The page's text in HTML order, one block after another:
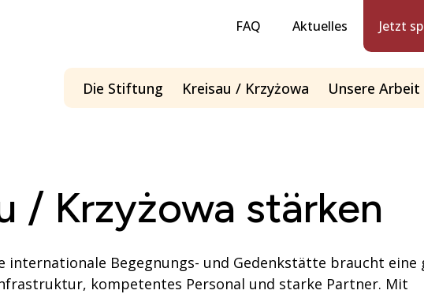
Die Stiftung Kreisau / Krzyżowa Unsere Arbeit
FAQ Aktuelles Jetzt
/ Krzyżowa stärken
internationale Begegnungs- und Gedenkstätte braucht eine
kompetentes Personal und starke Partner. Mit